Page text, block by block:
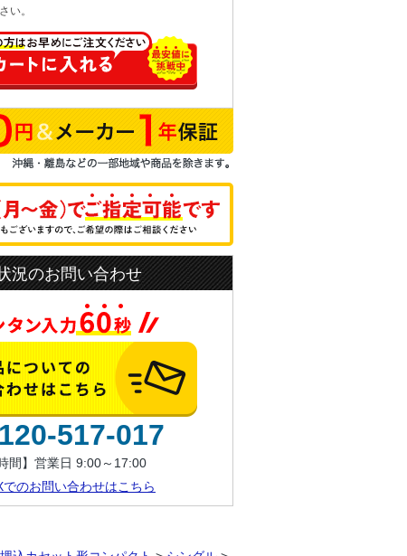
い。
況のお問い合わせ
517-017
間】営業日 9:00～17:00
でのお問い合わせはこちら